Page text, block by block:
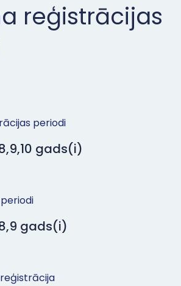
reģistrācijas
periodi
gads(i)
gads(i)